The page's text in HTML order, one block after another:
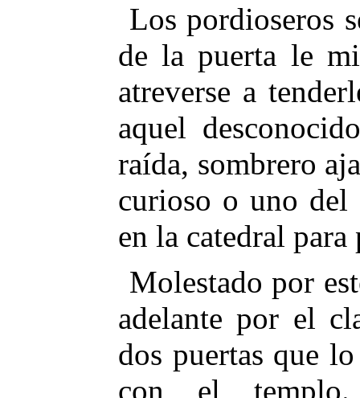
Los pordioseros
de la puerta le
atreverse a
aquel
raída, sombrero
curioso o uno del
en la catedral
Molestado por
adelante por el
dos puertas que
con el